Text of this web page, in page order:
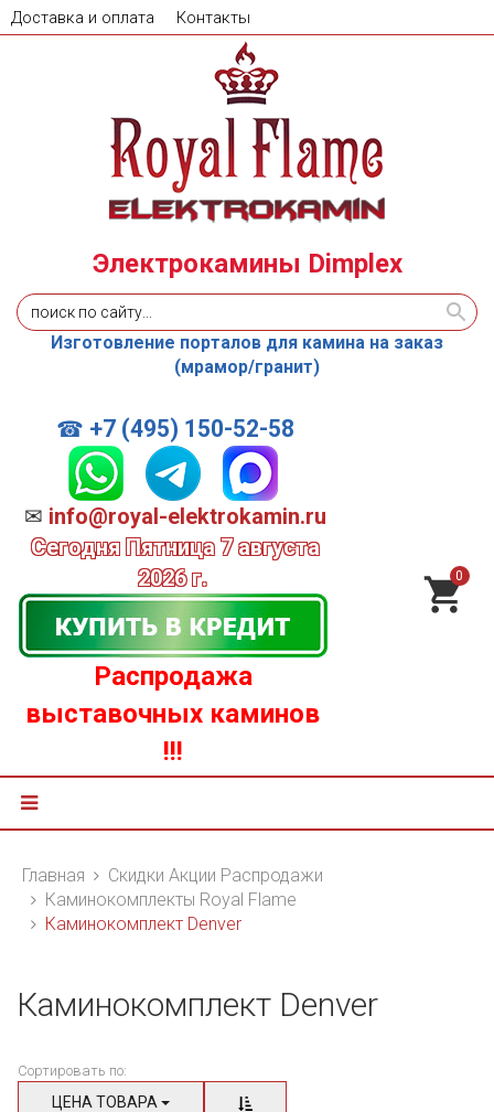
Доставка и оплата Контакты
☎ +7 (495) 150-52-58
✉ info@royal-elektrokamin.ru
Сегодня Пятница 7 августа
2026 г.
Распродажа
выставочных каминов
!!!
Электрокамины Dimplex
Изготовление порталов для камина на заказ
(мрамор/гранит)
0
Главная
Скидки Акции Распродажи
Каминокомплекты Royal Flame
Каминокомплект Denver
Каминокомплект Denver
Сортировать по:
ЦЕНА ТОВАРА